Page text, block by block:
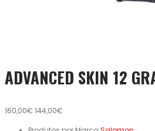
ADVANCED SKIN 12
160,00€ 144,00€